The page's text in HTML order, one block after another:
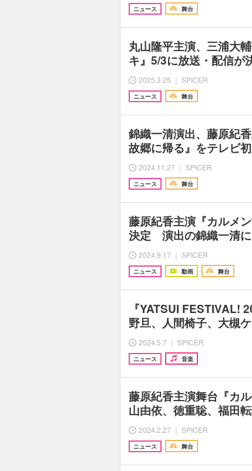
ニュース 舞台
丸山隆平主演、三浦大
キ』5/3に放送・配信が
2025.3.25 ｜ SPICER
ニュース 舞台
錦織一清演出、藤原紀
故郷に帰る』をテレビ
2024.11.27 ｜ SPICER
ニュース 舞台
藤原紀香主演『カルメ
決定 演出の錦織一清
2024.9.17 ｜ SPICER
ニュース 動画 舞台
『YATSUI FESTIVAL!
野旦、人間椅子、大槻
2024.5.7 ｜ SPICER
ニュース 音楽
藤原紀香主演舞台『カ
山由依、徳重聡、福
2024.2.27 ｜ SPICER
ニュース 舞台